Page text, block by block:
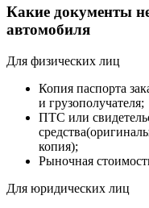
Какие документы
автомобиля
Для физических лиц
Копия паспорта
и грузополучателя;
ПТС или
копия);
Рыночная
Для юридических лиц